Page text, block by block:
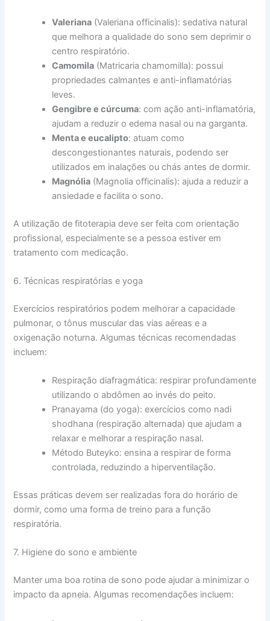
Valeriana (Valeriana officinalis): sedativa natural
que melhora a qualidade do sono sem deprimir o
centro respiratório.
Camomila (Matricaria chamomilla): possui
propriedades calmantes e anti-inflamatórias
leves.
Gengibre e cúrcuma: com ação anti-inflamatória,
ajudam a reduzir o edema nasal ou na garganta.
Menta e eucalipto: atuam como
descongestionantes naturais, podendo ser
utilizados em inalações ou chás antes de dormir.
Magnólia (Magnolia officinalis): ajuda a reduzir a
ansiedade e facilita o sono.
A utilização de fitoterapia deve ser feita com orientação
profissional, especialmente se a pessoa estiver em
tratamento com medicação.
6. Técnicas respiratórias e yoga
Exercícios respiratórios podem melhorar a capacidade
pulmonar, o tônus muscular das vias aéreas e a
oxigenação noturna. Algumas técnicas recomendadas
incluem:
Respiração diafragmática: respirar profundamente
utilizando o abdômen ao invés do peito.
Pranayama (do yoga): exercícios como nadi
shodhana (respiração alternada) que ajudam a
relaxar e melhorar a respiração nasal.
Método Buteyko: ensina a respirar de forma
controlada, reduzindo a hiperventilação.
Essas práticas devem ser realizadas fora do horário de
dormir, como uma forma de treino para a função
respiratória.
7. Higiene do sono e ambiente
Manter uma boa rotina de sono pode ajudar a minimizar o
impacto da apneia. Algumas recomendações incluem: